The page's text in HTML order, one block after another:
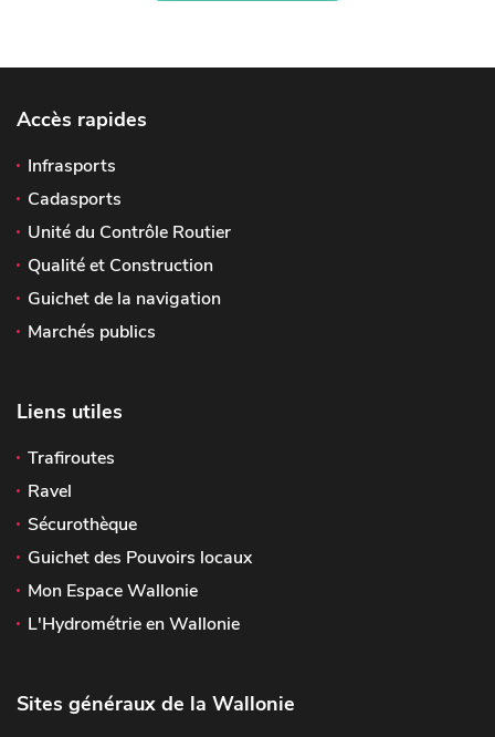
Accès rapides
Infrasports
Cadasports
Unité du Contrôle Routier
Qualité et Construction
Guichet de la navigation
Marchés publics
Liens utiles
Trafiroutes
Ravel
Sécurothèque
Guichet des Pouvoirs locaux
Mon Espace Wallonie
L'Hydrométrie en Wallonie
Sites généraux de la Wallonie